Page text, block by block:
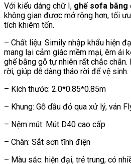
Với kiểu dáng chữ I, ghế sofa băng
không gian được mở rộng hơn, tối
tích khiêm tốn.
– Chất liệu: Simily nhập khẩu hiện
mang lại cảm giác mềm mại, êm ái
ghế bằng gỗ tự nhiên rất chắc
rời, giúp dễ dàng tháo rời để vệ sinh.
– Kích thước: 2.0*0.85*0.85m
– Khung: Gỗ dầu đỏ qua xử lý, ván
– Nệm mút: Mút D40 cao cấp
– Chân: Sắt sơn tĩnh điện
– Màu sắc: hiện đại, trẻ trung, có